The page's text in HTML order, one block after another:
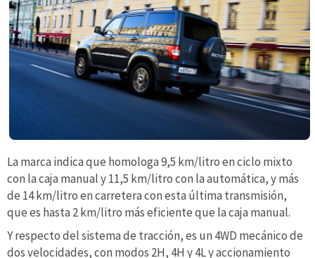
La marca indica que homologa 9,5 km/litro en ciclo mixto
con la caja manual y 11,5 km/litro con la automática, y más
de 14 km/litro en carretera con esta última transmisión,
que es hasta 2 km/litro más eficiente que la caja manual.
Y respecto del sistema de tracción, es un 4WD mecánico de
dos velocidades, con modos 2H, 4H y 4L y accionamiento